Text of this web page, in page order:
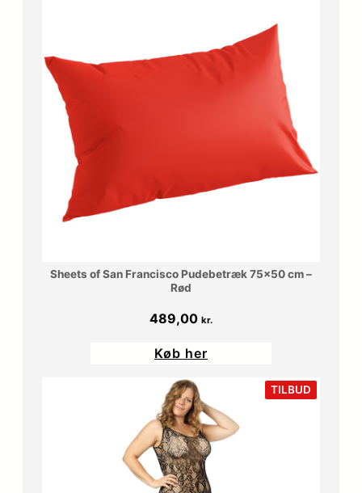
Sheets of San Francisco Pudebetræk 75×50 cm –
Rød
489,00 kr.
Køb her
TILBUD
PÅ